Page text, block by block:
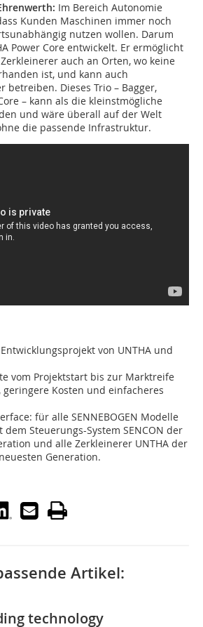
Im Bereich Autonomie
Kunden Maschinen immer noch
nutzen wollen. Darum
Power Core entwickelt. Er ermöglicht
auch an Orten, wo keine
ist, und kann auch
betreiben. Dieses Trio – Bagger,
– kann als die kleinstmögliche
und wäre überall auf der Welt
die passende Infrastruktur.
von UNTHA und
vom Projektstart bis zur Marktreife
geringere Kosten und einfacheres
für alle SENNEBOGEN Modelle
dem Steuerungs-System SENCON der
und alle Zerkleinerer UNTHA der
Generation.
Artikel:
technology